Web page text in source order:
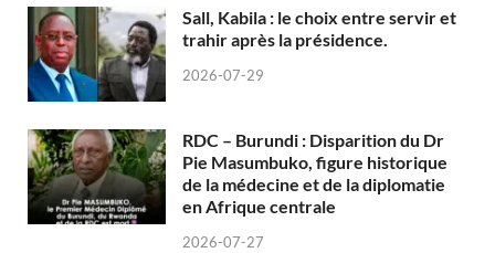
Sall, Kabila : le choix entre servir et
trahir après la présidence.
2026-07-29
RDC – Burundi : Disparition du Dr
Pie Masumbuko, figure historique
de la médecine et de la diplomatie
en Afrique centrale
2026-07-27